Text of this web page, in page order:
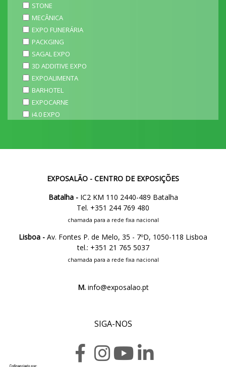
STONE
MECÂNICA
EXPO FUNERÁRIA
PACKGING
SAGAL EXPO
3D ADDITIVE EXPO
EXPOALIMENTA
BARHOTEL
EXPOCARNE
i4.0 EXPO
EXPOSALÃO - CENTRO DE EXPOSIÇÕES
Batalha -IC2 KM 110 2440-489 Batalha
Tel. +351 244 769 480
chamada para a rede fixa nacional
Lisboa - Av. Fontes P. de Melo, 35 - 7ºD, 1050-118 Lisboa
tel.: +351 21 765 5037
chamada para a rede fixa nacional
M.info@exposalao.pt
SIGA-NOS